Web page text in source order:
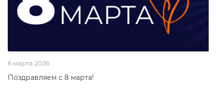
6 марта 2026
Поздравляем с 8 марта!